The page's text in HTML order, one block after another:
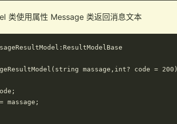
类使用属性 Message 类返回消息文本
massage,int? code = 200)
massage;